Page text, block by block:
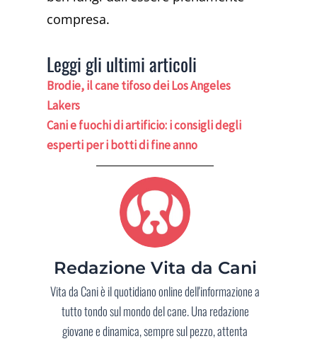
compresa.
Leggi gli ultimi articoli
Brodie, il cane tifoso dei Los Angeles
Lakers
Cani e fuochi di artificio: i consigli degli
esperti per i botti di fine anno
Redazione Vita da Cani
Vita da Cani è il quotidiano online dell'informazione a
tutto tondo sul mondo del cane. Una redazione
giovane e dinamica, sempre sul pezzo, attenta